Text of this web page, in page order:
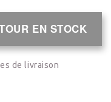
EN STOCK
de livraison